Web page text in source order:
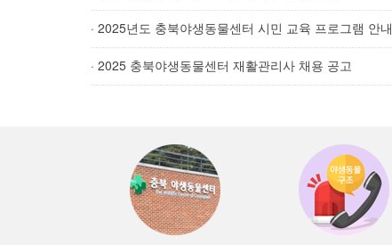
· 2025년도 충북야생동물센터 시민 교육 프로그램 안내
· 2025 충북야생동물센터 재활관리사 채용 공고